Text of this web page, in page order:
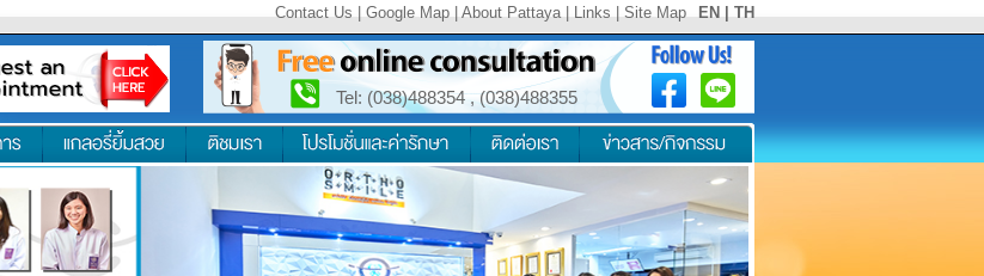
EN|TH
Contact Us|Google Map|About Pattaya|Links|Site Map
Tel: (038)488354,(038)488355